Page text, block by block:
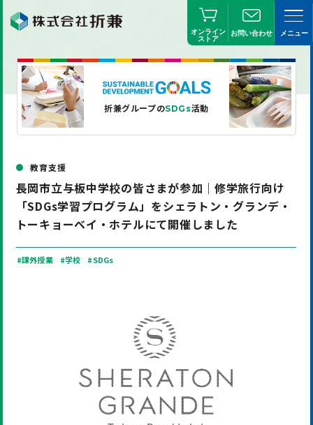
オンライン
ストア
お問い合わせ メニュー
折兼グループのSDGs活動
教育支援
長岡市立与板中学校の皆さまが参加｜修学旅行向け
「SDGs学習プログラム」をシェラトン・グランデ・
トーキョーベイ・ホテルにて開催しました
#課外授業 #学校 #SDGs